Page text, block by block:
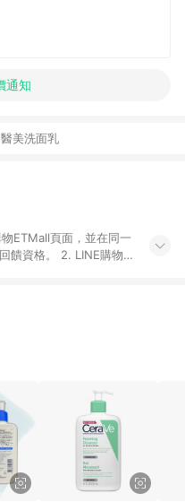
通知
醫美洗面乳
ETMall頁面，並在同一
饋資格。 2. LINE購物
下類別商品，將無法獲
商品。 4. 如取消訂
之最終發票金額計算，
如有使用東森購物
幣、樂透金、東森現金
購物ETMall之結帳頁面
高回饋點數」機制(特
單中同一商品不論件數
設定的回饋機制為準。